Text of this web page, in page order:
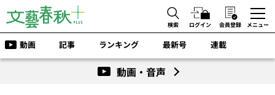
検索 ログイン 会員登録 メニュー
動画 記事 ランキング 最新号 連載
動画・音声